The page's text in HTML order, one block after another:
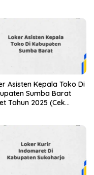
Asisten Kepala Toko Di
Sumba Barat
Tahun 2025 (Cek